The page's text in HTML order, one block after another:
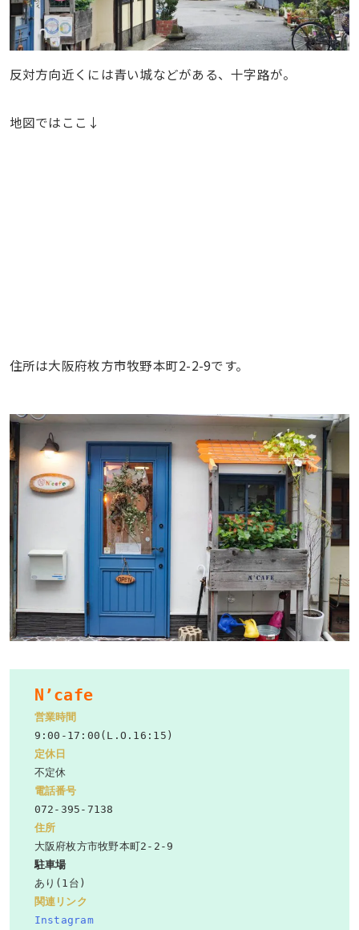
反対方向近くには青い城などがある、十字路が。
地図ではここ↓
住所は大阪府枚方市牧野本町2-2-9です。
N’cafe
営業時間
定休日
電話番号
住所
駐車場
関連リンク
Instagram